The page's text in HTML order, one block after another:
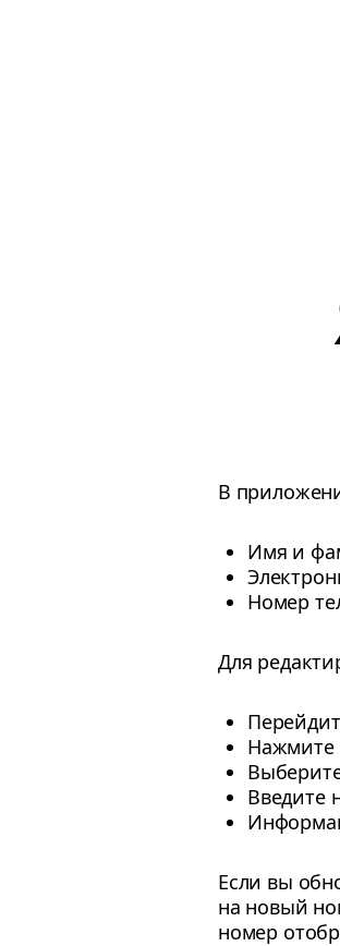
В
Имя и
Номер
Для
Нажмите
Введите
Если вы
на новый
номер